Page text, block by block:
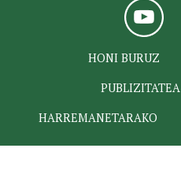
HONI BURUZ
PUBLIZITATEA
HARREMANETARAKO